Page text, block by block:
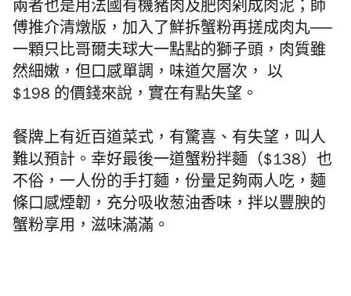
兩者也是用法國有機豬肉及肥肉剁成肉泥；師
傅推介清燉版，加入了鮮拆蟹粉再搓成肉丸──
一顆只比哥爾夫球大一點點的獅子頭，肉質雖
然細嫩，但口感單調，味道欠層次，
以
$198 的價錢來說，實在有點失望。
餐牌上有近百道菜式，有驚喜、有失望，叫人
難以預計。幸好最後一道蟹粉拌麵（$138）也
不俗，一人份的手打麵，份量足夠兩人吃，麵
條口感煙韌，充分吸收葱油香味，拌以豐腴的
蟹粉享用，滋味滿滿。